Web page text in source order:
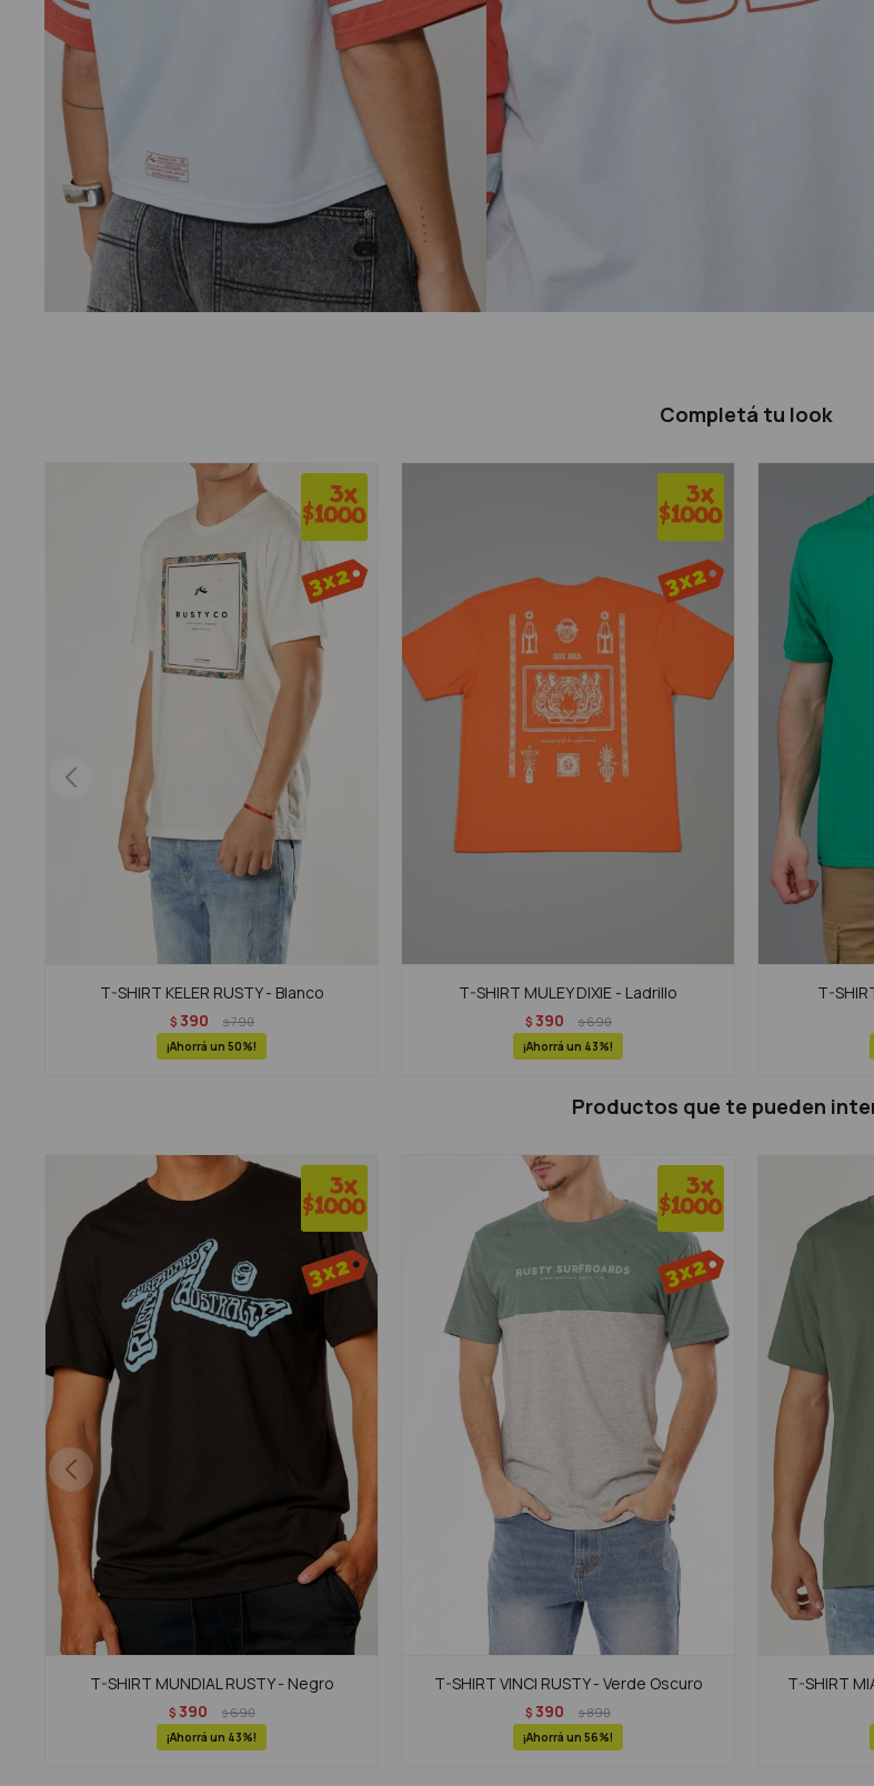
Completá tu look
T-SHIRT KELER RUSTY - Blanco
$ 390 $790
50
T-SHIRT MULEY DIXIE - Ladrillo
$ 390 $690
43
T-
Productos que te pueden
T-SHIRT MUNDIAL RUSTY - Negro
$ 390 $690
43
T-SHIRT VINCI RUSTY - Verde Oscuro
$ 390 $890
56
T-SHIRT